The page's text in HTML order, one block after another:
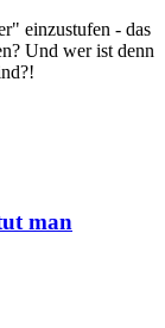
einzustufen - das
Und wer ist denn
man